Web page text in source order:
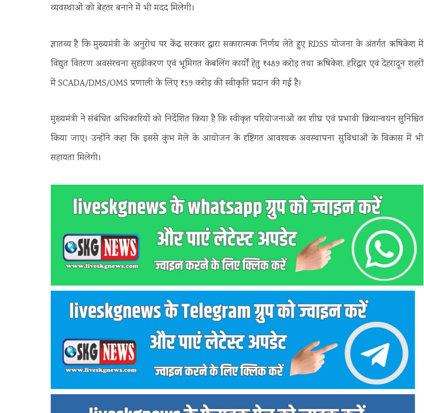
व्यवस्थाओं को बेहतर बनाने में भी मदद मिलेगी।
ज्ञातव्य है कि मुख्यमंत्री के अनुरोध पर केंद्र सरकार द्वारा सकारात्मक निर्णय लेते हुए RDSS योजना के अंतर्गत ऋषिकेश में
विद्युत वितरण अवसंरचना सुदृढ़ीकरण एवं भूमिगत केबलिंग कार्यों हेतु ₹489 करोड़ तथा ऋषिकेश, हरिद्वार एवं देहरादून शहरों
में SCADA/DMS/OMS प्रणाली के लिए ₹59 करोड़ की स्वीकृति प्रदान की गई है।
मुख्यमंत्री ने संबंधित अधिकारियों को निर्देशित किया है कि स्वीकृत परियोजनाओं का शीघ्र एवं प्रभावी क्रियान्वयन सुनिश्चित
किया जाए। उन्होंने कहा कि इससे कुंभ मेले के आयोजन के दृष्टिगत आवश्यक अवस्थापना सुविधाओं के विकास में भी
सहायता मिलेगी।